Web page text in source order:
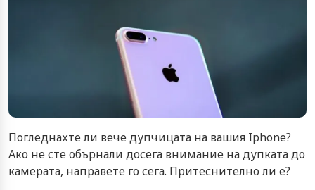
Погледнахте ли вече дупчицата на вашия Iphone?
Ако не сте обърнали досега внимание на дупката до
камерата, направете го сега. Притеснително ли е?